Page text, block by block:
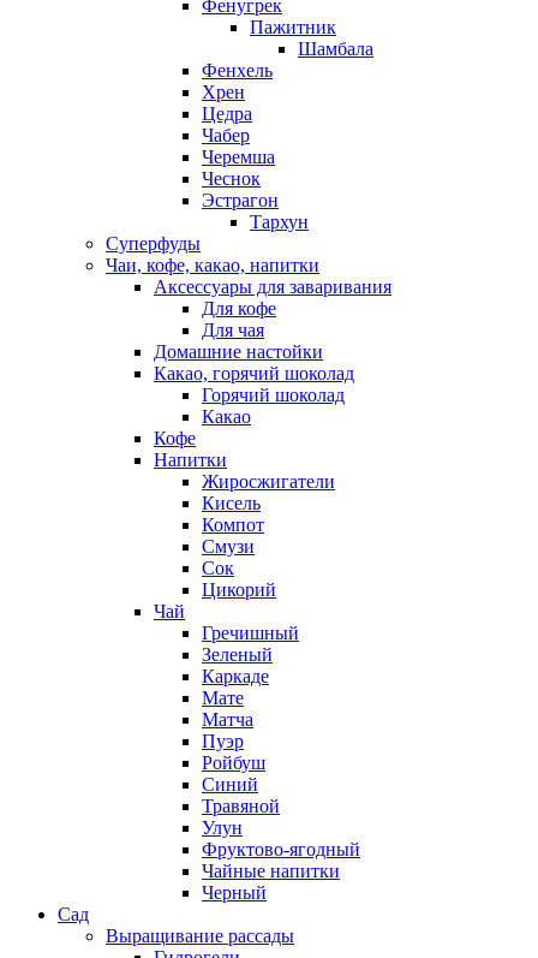
Фенугрек
Пажитник
Шамбала
Фенхель
Хрен
Цедра
Чабер
Черемша
Чеснок
Эстрагон
Тархун
Суперфуды
Чаи, кофе, какао, напитки
Аксессуары для заваривания
Для кофе
Для чая
Домашние настойки
Какао, горячий шоколад
Горячий шоколад
Какао
Кофе
Напитки
Жиросжигатели
Кисель
Компот
Смузи
Сок
Цикорий
Чай
Гречишный
Зеленый
Каркаде
Мате
Матча
Пуэр
Ройбуш
Синий
Травяной
Улун
Фруктово-ягодный
Чайные напитки
Черный
Сад
Выращивание рассады